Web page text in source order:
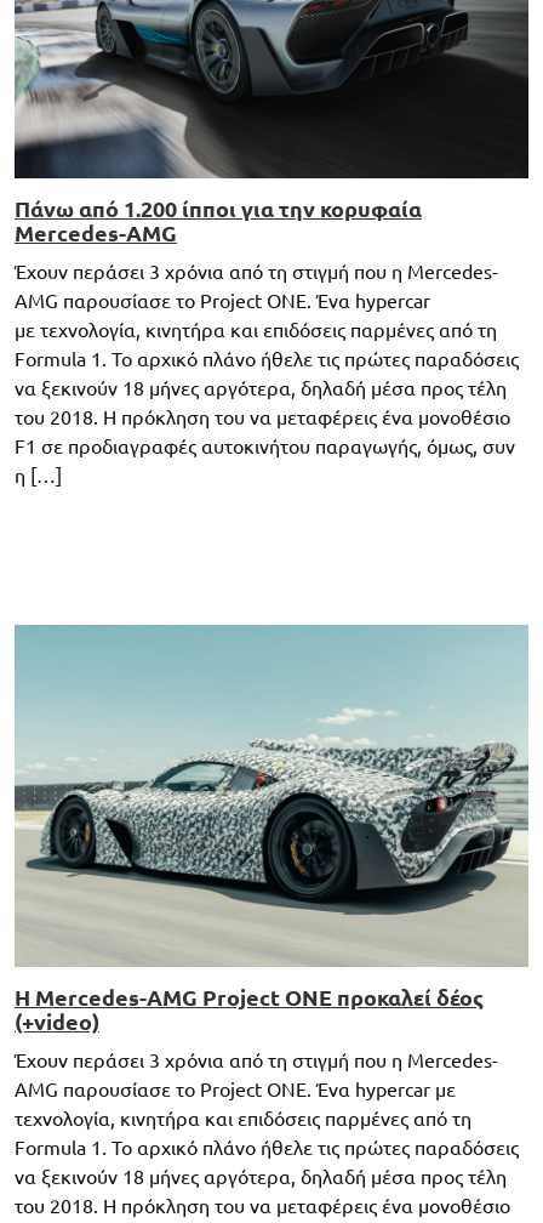
Πάνω από 1.200 ίπποι για την κορυφαία
Mercedes-AMG
Έχουν περάσει 3 χρόνια από τη στιγμή που η Mercedes-
AMG παρουσίασε το Project ONE. Ένα hypercar
με τεχνολογία, κινητήρα και επιδόσεις παρμένες από τη
Formula 1. Το αρχικό πλάνο ήθελε τις πρώτες παραδόσεις
να ξεκινούν 18 μήνες αργότερα, δηλαδή μέσα προς τέλη
του 2018. Η πρόκληση του να μεταφέρεις ένα μονοθέσιο
F1 σε προδιαγραφές αυτοκινήτου παραγωγής, όμως, συν
η […]
Η Mercedes-AMG Project ONE προκαλεί δέος
(+video)
Έχουν περάσει 3 χρόνια από τη στιγμή που η Mercedes-
AMG παρουσίασε το Project ONE. Ένα hypercar με
τεχνολογία, κινητήρα και επιδόσεις παρμένες από τη
Formula 1. Το αρχικό πλάνο ήθελε τις πρώτες παραδόσεις
να ξεκινούν 18 μήνες αργότερα, δηλαδή μέσα προς τέλη
του 2018. Η πρόκληση του να μεταφέρεις ένα μονοθέσιο